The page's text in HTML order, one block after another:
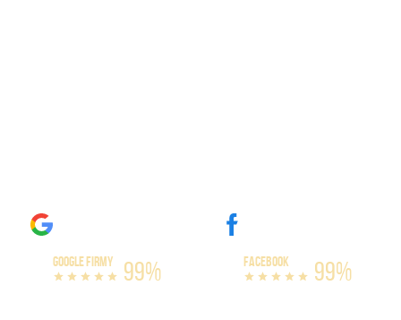
GOOGLE FIRMY 99% FACEBOOK 99%